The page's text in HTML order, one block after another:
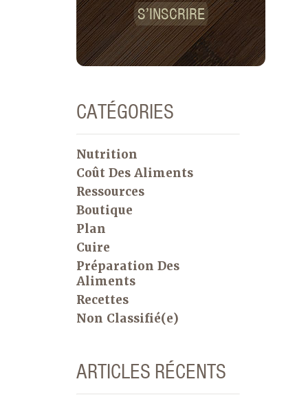
S’INSCRIRE
CATÉGORIES
Nutrition
Coût Des Aliments
Ressources
Boutique
Plan
Cuire
Préparation Des
Aliments
Recettes
Non Classifié(e)
ARTICLES RÉCENTS